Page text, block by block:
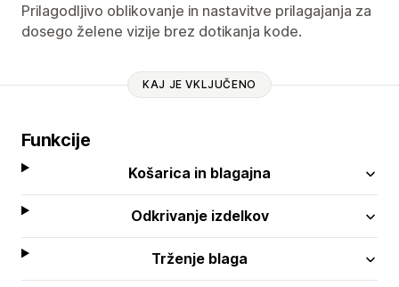
Prilagodljivo oblikovanje in nastavitve prilagajanja za
dosego želene vizije brez dotikanja kode.
KAJ JE VKLJUČENO
Funkcije
Košarica in blagajna
Odkrivanje izdelkov
Trženje blaga